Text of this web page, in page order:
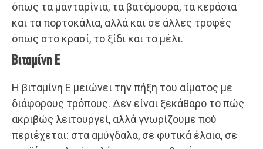
όπως τα μανταρίνια, τα βατόμουρα, τα κεράσια
και τα πορτοκάλια, αλλά και σε άλλες τροφές
όπως στο κρασί, το ξίδι και το μέλι.
Βιταμίνη Ε
Η βιταμίνη Ε μειώνει την πήξη του αίματος με
διάφορους τρόπους. Δεν είναι ξεκάθαρο το πώς
ακριβώς λειτουργεί, αλλά γνωρίζουμε πού
περιέχεται: στα αμύγδαλα, σε φυτικά έλαια, σε